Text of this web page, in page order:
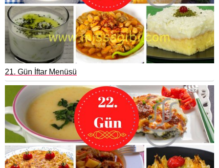
21. Gün İftar Menüsü